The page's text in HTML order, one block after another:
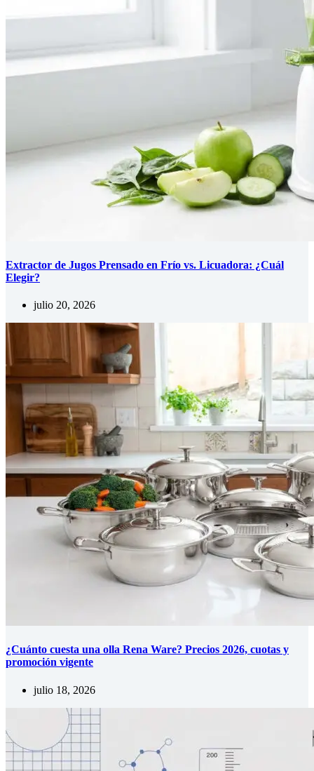
Extractor de Jugos Prensado en Frío vs. Licuadora: ¿Cuál
Elegir?
julio 20, 2026
¿Cuánto cuesta una olla Rena Ware? Precios 2026, cuotas y
promoción vigente
julio 18, 2026